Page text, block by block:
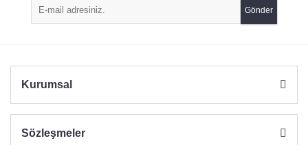
Ürün bilgilerinde hatalar bulunuyor.
Gönder
Kurumsal
Sözleşmeler